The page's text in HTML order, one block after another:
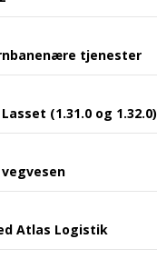
tjenester
(1.31.0 og 1.32.0)
Atlas Logistik